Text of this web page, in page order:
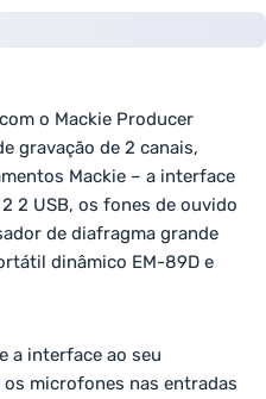
o Mackie Producer
gravação de 2 canais,
Mackie – a interface
2 USB, os fones de ouvido
de diafragma grande
dinâmico EM-89D e
a interface ao seu
microfones nas entradas